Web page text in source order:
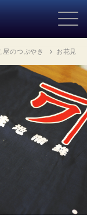
屋のつぶやき お花見